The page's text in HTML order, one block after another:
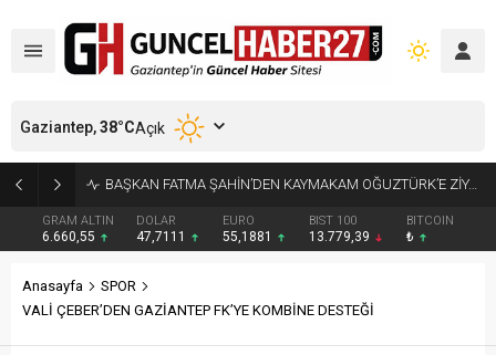
KÜÇÜK AK BALIKÇILLAR AĞAÇLARI BEYAZA BÜRÜDÜ
GRAM ALTIN
6.660,55
DOLAR
47,7111
EURO
55,1881
BIST 100
13.779,39
BITCOIN
₺
Gaziantep,38°CAçık
Anasayfa
SPOR
VALİ ÇEBER’DEN GAZİANTEP FK’YE KOMBİNE DESTEĞİ